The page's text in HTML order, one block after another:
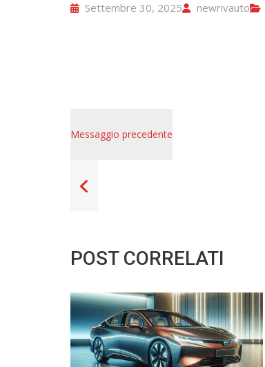
Settembre 30, 2025 newrivauto
Messaggio precedente
POST CORRELATI